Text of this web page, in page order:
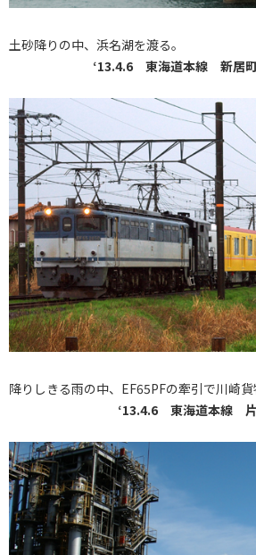
土砂降りの中、浜名湖を渡る。
‘13.4.6 東海道本線 新居
降りしきる雨の中、EF65PFの牽引で川崎貨
‘13.4.6 東海道本線